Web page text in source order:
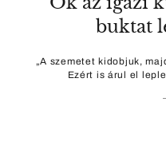
buktat
„A szemetet kidobjuk,
Ezért is árul el